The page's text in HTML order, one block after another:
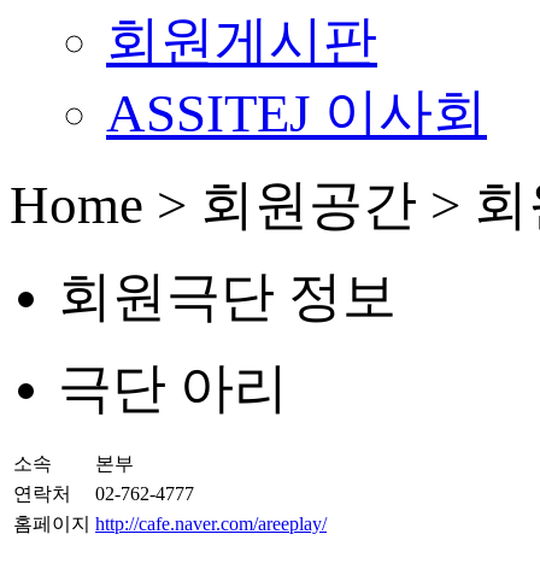
회원게시판
ASSITEJ 이사회
Home > 회원공간 >
회원극단 정보
극단 아리
소속
본부
연락처
02-762-4777
홈페이지 http://cafe.naver.com/areeplay/